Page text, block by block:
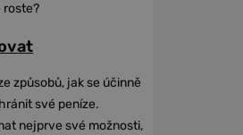
roste?
způsobů, jak se účinně
své peníze.
nejprve své možnosti,